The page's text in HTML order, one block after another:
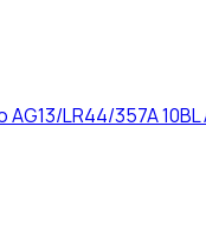
LR44/357A 10BL